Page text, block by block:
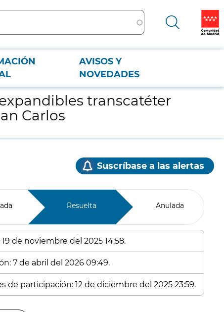
AVISOS Y
NOVEDADES
San Carlos
transcatéter
Carlos
Suscríbase a las alertas
Resuelta Anulada
de noviembre del 2025 14:58.
7 de abril del 2026 09:49.
participación: 12 de diciembre del 2025 23:59.